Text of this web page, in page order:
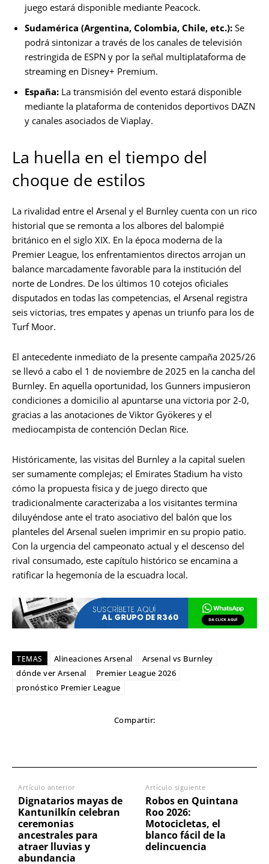
juego estará disponible mediante Peacock.
Sudamérica (Argentina, Colombia, Chile, etc.): Se
podrá sintonizar a través de los canales de televisión
restringida de ESPN y por la señal multiplataforma de
streaming en Disney+ Premium.
España: La transmisión del evento estará disponible
mediante la plataforma de contenidos deportivos DAZN
y canales asociados de Viaplay.
La huella en el tiempo del
choque de estilos
La rivalidad entre el Arsenal y el Burnley cuenta con un rico
historial que se remonta a los albores del balompié
británico en el siglo XIX. En la época moderna de la
Premier League, los enfrentamientos directos arrojan un
balance marcadamente favorable para la institución del
norte de Londres. De los últimos 10 cotejos oficiales
disputados en todas las competencias, el Arsenal registra
seis victorias, tres empates y apenas un triunfo para los de
Turf Moor.
El antecedente inmediato de la presente campaña 2025/26
se llevó a cabo el 1 de noviembre de 2025 en la cancha del
Burnley. En aquella oportunidad, los Gunners impusieron
condiciones a domicilio al apuntarse una victoria por 2-0,
gracias a las anotaciones de Viktor Gyökeres y el
mediocampista de contención Declan Rice.
Históricamente, las visitas del Burnley a la capital suelen
ser sumamente complejas; el Emirates Stadium ha visto
cómo la propuesta física y de juego directo que
tradicionalmente caracterizaba a los visitantes termina
diluyéndose ante el trato asociativo del balón que los
planteles del Arsenal suelen imprimir en su propio patio.
Con la urgencia del campeonato actual y el descenso del
rival consumado, este capítulo histórico se encamina a
ratificar la hegemonía de la escuadra local.
TEMAS Alineaciones Arsenal
Arsenal vs Burnley
dónde ver Arsenal
Premier League 2026
pronóstico Premier League
Compartir:
Artículo anterior
Dignatarios mayas de
Kantunilkín celebran
ceremonias
ancestrales para
atraer lluvias y
abundancia
Artículo siguiente
Robos en Quintana
Roo 2026:
Motocicletas, el
blanco fácil de la
delincuencia